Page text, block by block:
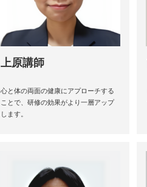
上原講師
心と体の両面の健康にアプローチする
ことで、研修の効果がより一層アップ
します。